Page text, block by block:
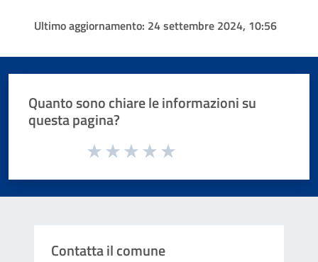
Ultimo aggiornamento: 24 settembre 2024, 10:56
Quanto sono chiare le informazioni su
questa pagina?
Valuta da 1 a 5 stelle la pagina
Contatta il comune